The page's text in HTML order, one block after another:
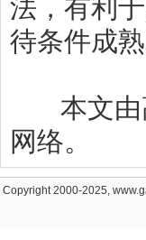
法，有利
待条件成
本文由
网络。
Copyright 2000-2025,